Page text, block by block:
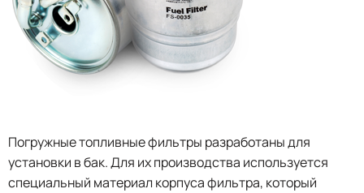
Погружные топливные фильтры разработаны для
установки в бак. Для их производства используется
специальный материал корпуса фильтра, который